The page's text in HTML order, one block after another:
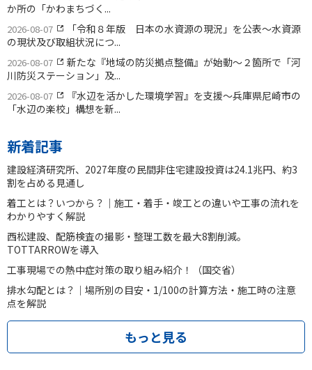
か所の「かわまちづく...
2026-08-07
「令和８年版 日本の水資源の現況」を公表〜水資源
の現状及び取組状況につ...
2026-08-07
新たな『地域の防災拠点整備』が始動〜２箇所で「河
川防災ステーション」及...
2026-08-07
『水辺を活かした環境学習』を支援〜兵庫県尼崎市の
「水辺の楽校」構想を新...
新着記事
建設経済研究所、2027年度の民間非住宅建設投資は24.1兆円、約3
割を占める見通し
着工とは？いつから？｜施工・着手・竣工との違いや工事の流れを
わかりやすく解説
西松建設、配筋検査の撮影・整理工数を最大8割削減。
TOTTARROWを導入
工事現場での熱中症対策の取り組み紹介！（国交省）
排水勾配とは？｜場所別の目安・1/100の計算方法・施工時の注意
点を解説
もっと見る